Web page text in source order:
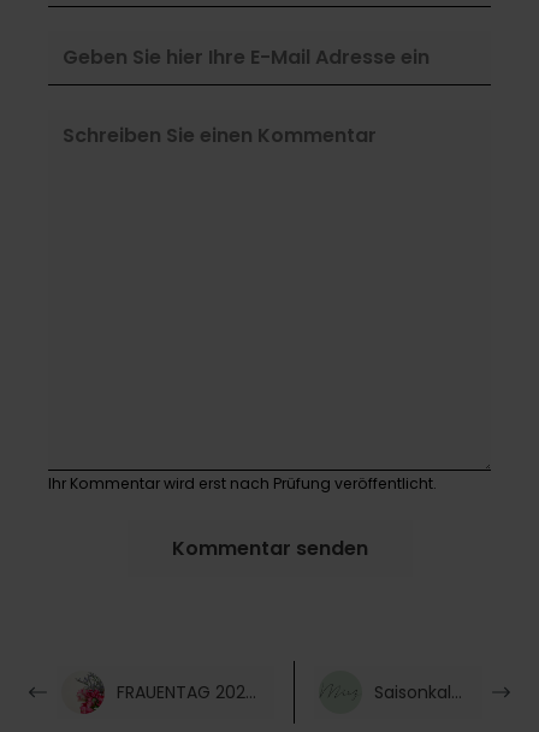
Ihr Kommentar wird erst nach Prüfung veröffentlicht.
Kommentar senden
FRAUENTAG 2021 & Starke Frauen braucht die Welt Saisonkalender März